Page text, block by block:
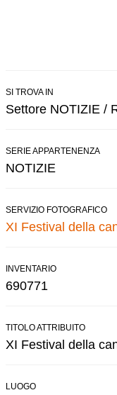
SI TROVA IN
Settore NOTIZIE /
SERIE APPARTENENZA
NOTIZIE
SERVIZIO FOTOGRAFICO
XI Festival della
INVENTARIO
690771
TITOLO ATTRIBUITO
XI Festival della
LUOGO